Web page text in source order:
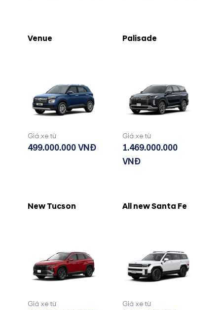
Venue
Giá xe từ
499.000.000 VNĐ
Palisade
Giá xe từ
1.469.000.000
VNĐ
New Tucson
Giá xe từ
All new Santa Fe
Giá xe từ